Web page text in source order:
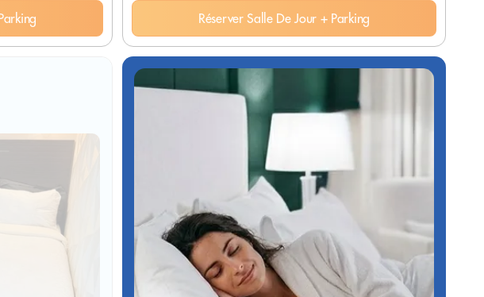
Réserver Salle De Jour + Parking